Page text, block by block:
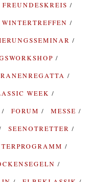
FREUNDESKREIS
WINTERTREFFEN
WEEK
FORUM
MESSE
SEENOTRETTER